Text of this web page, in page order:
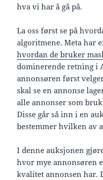
hva vi har å gå på.
La oss først se på
algoritmene. Meta har
hvordan de bruker
dominerende retning i
annonsøren først
skal se en annonse
alle annonser som
Disse går så inn i en
bestemmer hvilken av
I denne auksjonen
hvor mye annonsøren
kvalitet annonsen har.